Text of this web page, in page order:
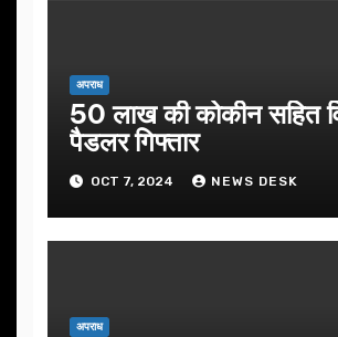
अपराध
50 लाख की कोकीन सहित
पैडलर गिफ्तार
OCT 7, 2024 NEWS DESK
अपराध